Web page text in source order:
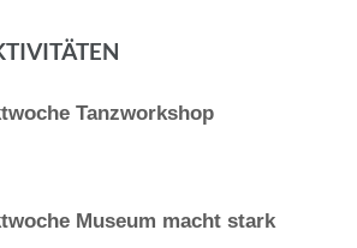
Tanzworkshop
Museum macht stark